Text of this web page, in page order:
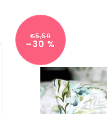
€5,50
–30 %